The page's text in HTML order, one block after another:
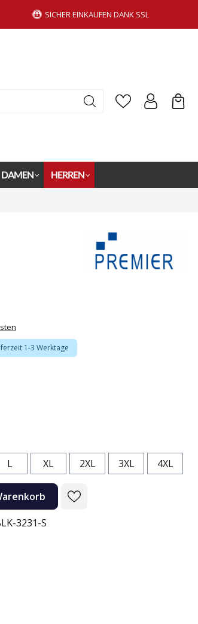
SICHER EINKAUFEN DANK SSL
DAMEN HERREN
1-3 Werktage
L XL 2XL 3XL 4XL
Wert ein oder benutze die
3231-S